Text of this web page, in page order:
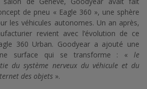
de pneu « Eagle 360 », une sphère
les véhicules autonomes. Un an après,
revient avec l’évolution de ce
360 Urban. Goodyear a ajouté une
surface qui se transforme : « le
du système nerveux du véhicule et du
des objets ».